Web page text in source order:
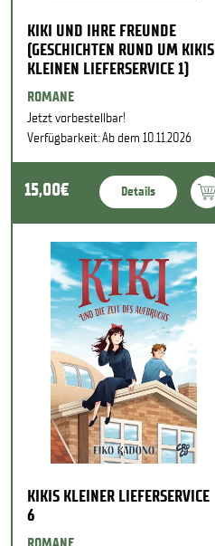
KIKI UND IHRE FREUNDE
(GESCHICHTEN RUND UM KIKIS
KLEINEN LIEFERSERVICE 1)
ROMANE
Jetzt vorbestellbar!
Verfügbarkeit: Ab dem 10.11.2026
15,00€ Details
KIKIS KLEINER LIEFERSERVICE
6